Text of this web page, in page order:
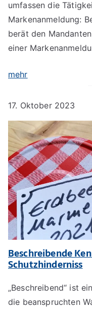
umfassen die
Markenanmeldung:
berät den
einer
mehr
17. Oktober 2023
Beschreibende
Schutzhinderniss
„Beschreibend“ ist
die beanspruchten